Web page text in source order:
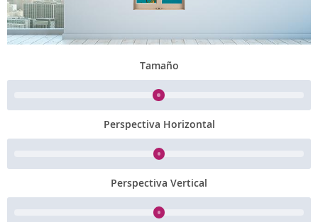
Tamaño
Perspectiva Horizontal
Perspectiva Vertical